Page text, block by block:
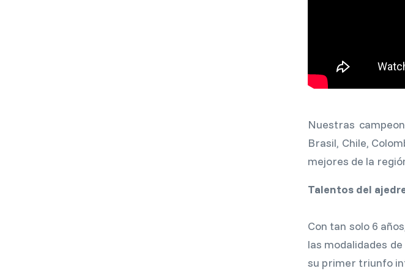
Nuestras
Brasil, Chile,
mejores de la
Talentos del
Con tan solo 6
las modalidades
su primer triunfo